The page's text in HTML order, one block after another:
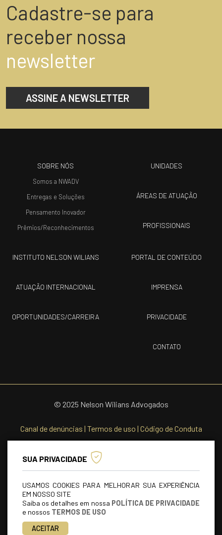
Cadastre-se para
receber nossa
newsletter
ASSINE A NEWSLETTER
SOBRE NÓS
Somos a NWADV
Entregas e Soluções
Pensamento Inovador
Prêmios/Reconhecimentos
UNIDADES
ÁREAS DE ATUAÇÃO
PROFISSIONAIS
INSTITUTO NELSON WILIANS
ATUAÇÃO INTERNACIONAL
OPORTUNIDADES/CARREIRA
PORTAL DE CONTEÚDO
IMPRENSA
PRIVACIDADE
CONTATO
© 2025 Nelson Wilians Advogados
Canal de denúncias | Termos de uso | Código de Conduta
SUA PRIVACIDADE
USAMOS COOKIES PARA MELHORAR SUA EXPERIÊNCIA
EM NOSSO SITE
Saiba os detalhes em nossa POLÍTICA DE PRIVACIDADE
e nossos TERMOS DE USO
ACEITAR